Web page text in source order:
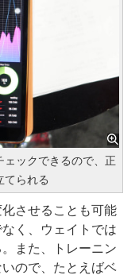
ェックできるので、正
てられる
させることも可能
く、ウェイトでは
また、トレーニン
ので、たとえばベ